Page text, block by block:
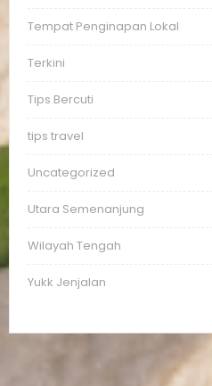
Tempat Penginapan Lokal
Terkini
Tips Bercuti
tips travel
Uncategorized
Utara Semenanjung
Wilayah Tengah
Yukk Jenjalan